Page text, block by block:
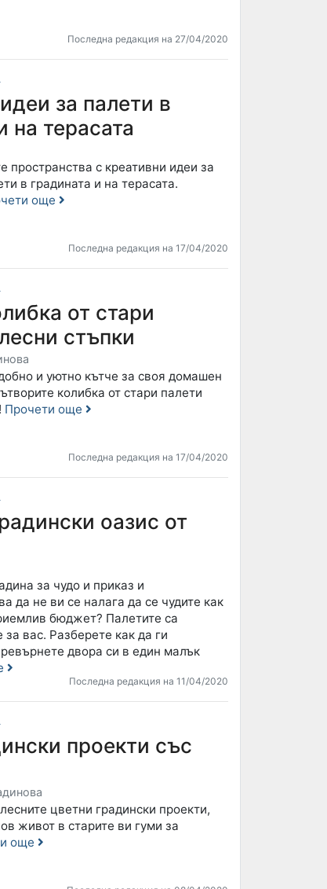
Последна редакция на 27/04/2020
за палети в
на терасата
пространства с креативни идеи за
в градината и на терасата.
още
Последна редакция на 17/04/2020
от стари
стъпки
и уютно кътче за своя домашен
колибка от стари палети
Прочети още
Последна редакция на 17/04/2020
оазис от
за чудо и приказ и
да не ви се налага да се чудите как
бюджет? Палетите са
вас. Разберете как да ги
двора си в един малък
Последна редакция на 11/04/2020
проекти със
цветни градински проекти,
живот в старите ви гуми за
още